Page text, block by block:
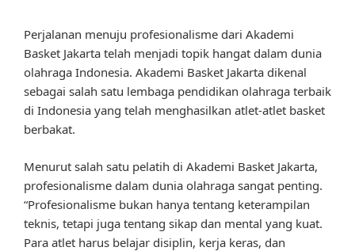
Perjalanan menuju profesionalisme dari Akademi
Basket Jakarta telah menjadi topik hangat dalam dunia
olahraga Indonesia. Akademi Basket Jakarta dikenal
sebagai salah satu lembaga pendidikan olahraga terbaik
di Indonesia yang telah menghasilkan atlet-atlet basket
berbakat.
Menurut salah satu pelatih di Akademi Basket Jakarta,
profesionalisme dalam dunia olahraga sangat penting.
“Profesionalisme bukan hanya tentang keterampilan
teknis, tetapi juga tentang sikap dan mental yang kuat.
Para atlet harus belajar disiplin, kerja keras, dan